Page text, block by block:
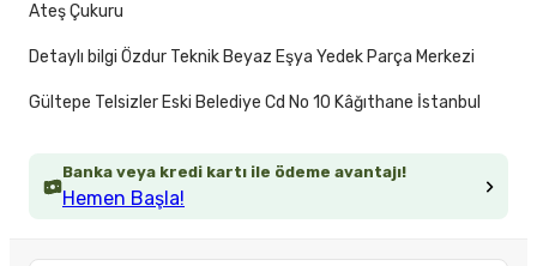
Banka veya kredi kartı ile ödeme avantajı!
Hemen Başla!
Ateş Çukuru
Detaylı bilgi Özdur Teknik Beyaz Eşya Yedek Parça Merkezi
Gültepe Telsizler Eski Belediye Cd No 10 Kâğıthane İstanbul